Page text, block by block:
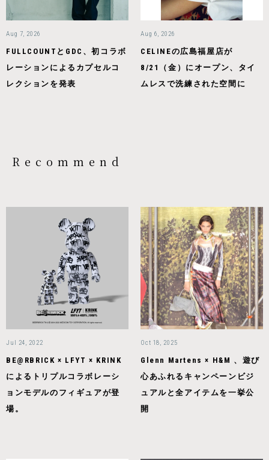
Aug 7, 2026
FULLCOUNTとGDC、初コラボ
レーションによるカプセルコ
レクションを発表
Aug 6, 2026
CELINEの広島福屋店が
8/21（金）にオープン、タイ
ムレスで洗練された空間に
Recommend
Jul 24, 2022
BE@RBRICK × LFYT × KRINK
によるトリプルコラボレーシ
ョンモデルのフィギュアが登
場。
Oct 18, 2025
Glenn Martens × H&M 、遊び
心あふれるキャンペーンビジ
ュアルと全アイテムを一挙公
開